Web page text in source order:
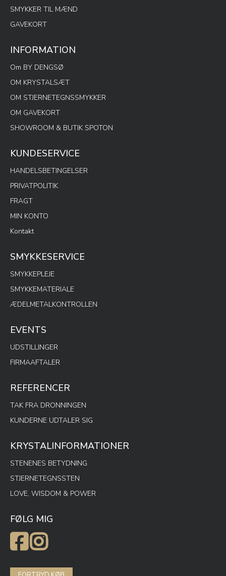
SMYKKER TIL MÆND
GAVEKORT
INFORMATION
Om BY DENGSØ
OM KRYSTALSÆT
OM STJERNETEGNSSMYKKER
OM GAVEKORT
SHOWROOM & BUTIK SPOTON
KUNDESERVICE
HANDELSBETINGELSER
PRIVATPOLITIK
FRAGT
MIN KONTO
Kontakt
SMYKKESERVICE
SMYKKEPLEJE
SMYKKEMATERIALE
ÆDELMETALKONTROLLEN
EVENTS
UDSTILLINGER
FIRMAAFTALER
REFERENCER
TAK FRA DRONNINGEN
KUNDERNE UDTALER SIG
KRYSTALINFORMATIONER
STENENES BETYDNING
STJERNETEGNSSTEN
LOVE, WISDOM & POWER
FØLG MIG